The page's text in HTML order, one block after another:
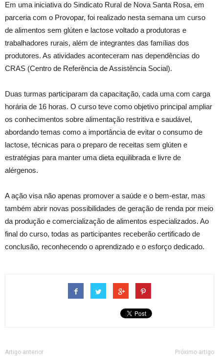
Em uma iniciativa do Sindicato Rural de Nova Santa Rosa, em
parceria com o Provopar, foi realizado nesta semana um curso
de alimentos sem glúten e lactose voltado a produtoras e
trabalhadores rurais, além de integrantes das famílias dos
produtores. As atividades aconteceram nas dependências do
CRAS (Centro de Referência de Assistência Social).
Duas turmas participaram da capacitação, cada uma com carga
horária de 16 horas. O curso teve como objetivo principal ampliar
os conhecimentos sobre alimentação restritiva e saudável,
abordando temas como a importância de evitar o consumo de
lactose, técnicas para o preparo de receitas sem glúten e
estratégias para manter uma dieta equilibrada e livre de
alérgenos.
A ação visa não apenas promover a saúde e o bem-estar, mas
também abrir novas possibilidades de geração de renda por meio
da produção e comercialização de alimentos especializados. Ao
final do curso, todas as participantes receberão certificado de
conclusão, reconhecendo o aprendizado e o esforço dedicado.
Artigo anterior Próximo artigo